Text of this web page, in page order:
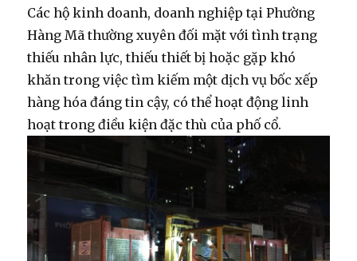
Các hộ kinh doanh, doanh nghiệp tại Phường
Hàng Mã thường xuyên đối mặt với tình trạng
thiếu nhân lực, thiếu thiết bị hoặc gặp khó
khăn trong việc tìm kiếm một dịch vụ bốc xếp
hàng hóa đáng tin cậy, có thể hoạt động linh
hoạt trong điều kiện đặc thù của phố cổ.